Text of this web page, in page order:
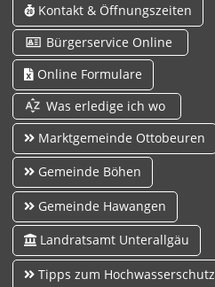
Kontakt & Öffnungszeiten
Bürgerservice Online
Online Formulare
Was erledige ich wo
Marktgemeinde Ottobeuren
Gemeinde Böhen
Gemeinde Hawangen
Landratsamt Unterallgäu
Tipps zum Hochwasserschutz